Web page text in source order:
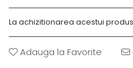
La achizitionarea acestui
Adauga la Favorite